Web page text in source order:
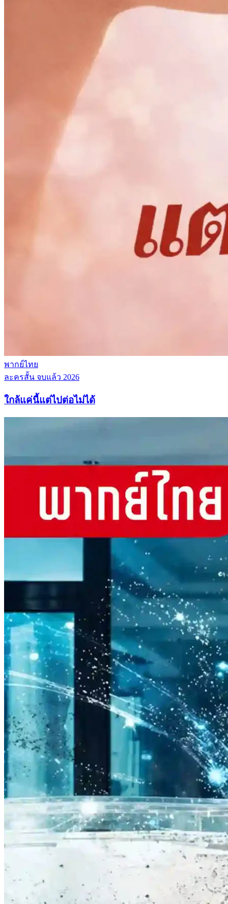
พากย์ไทย
ละครสั้น จบแล้ว 2026
ใกล้แค่นี้แต่ไปต่อไม่ได้